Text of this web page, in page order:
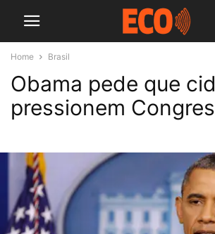
Home Brasil
Obama pede que
pressionem